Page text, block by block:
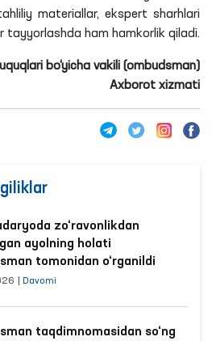
materiallar, ekspert sharhlari
tayyorlashda ham hamkorlik qiladi.
bo‘yicha vakili (ombudsman)
Axborot xizmati
zo‘ravonlikdan
ayolning holati
tomonidan o‘rganildi
Davomi
taqdimnomasidan so‘ng